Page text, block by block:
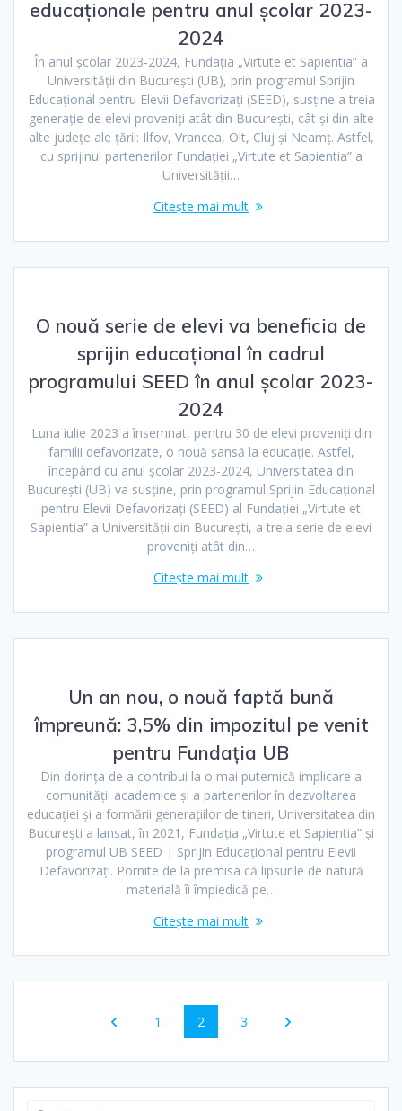
educaționale pentru anul școlar 2023-
2024
În anul școlar 2023-2024, Fundația „Virtute et Sapientia” a
Universității din București (UB), prin programul Sprijin
Educațional pentru Elevii Defavorizați (SEED), susține a treia
generație de elevi proveniți atât din București, cât și din alte
alte județe ale țării: Ilfov, Vrancea, Olt, Cluj și Neamț. Astfel,
cu sprijinul partenerilor Fundației „Virtute et Sapientia” a
Universității…
Citește mai mult
O nouă serie de elevi va beneficia de
sprijin educațional în cadrul
programului SEED în anul școlar 2023-
2024
Luna iulie 2023 a însemnat, pentru 30 de elevi proveniți din
familii defavorizate, o nouă șansă la educație. Astfel,
începând cu anul școlar 2023-2024, Universitatea din
București (UB) va susține, prin programul Sprijin Educațional
pentru Elevii Defavorizați (SEED) al Fundației „Virtute et
Sapientia” a Universității din București, a treia serie de elevi
proveniți atât din…
Citește mai mult
Un an nou, o nouă faptă bună
împreună: 3,5% din impozitul pe venit
pentru Fundația UB
Din dorința de a contribui la o mai puternică implicare a
comunității academice și a partenerilor în dezvoltarea
educației și a formării generațiilor de tineri, Universitatea din
București a lansat, în 2021, Fundația „Virtute et Sapientia” și
programul UB SEED | Sprijin Educațional pentru Elevii
Defavorizați. Pornite de la premisa că lipsurile de natură
materială îi împiedică pe…
Citește mai mult
1 2 3